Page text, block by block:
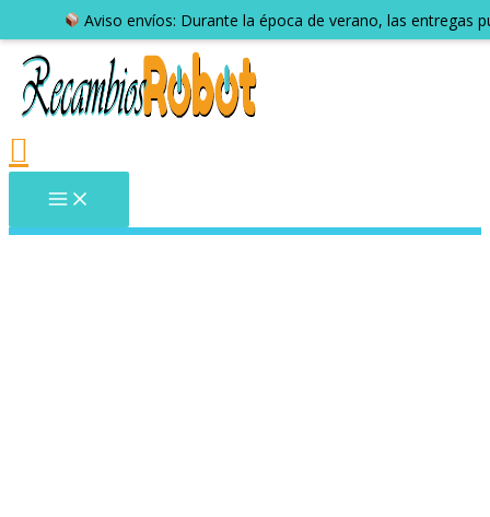
Aviso envíos: Durante la época de verano, las entregas